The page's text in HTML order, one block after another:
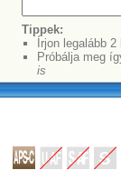
Tippek:
Írjon legalább
Próbálja meg
is